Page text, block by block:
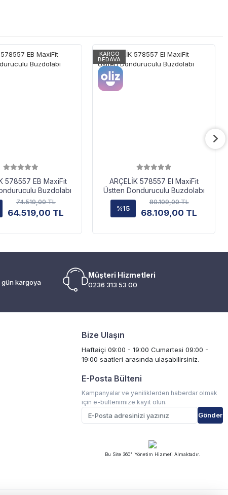
578557 EB MaxiFit
Buzdolabı
74.519,00 TL
64.519,00 TL
KARGO
BEDAVA
ARÇELİK 578557 EI MaxiFit
Üstten Donduruculu Buzdolabı
%15
80.109,00 TL
68.109,00 TL
kargoya
Müşteri Hizmetleri
0236 313 53 00
Bize Ulaşın
Haftaiçi 09:00 - 19:00 Cumartesi 09:00 -
19:00 saatleri arasında ulaşabilirsiniz.
E-Posta Bülteni
Kampanyalar ve yeniliklerden haberdar olmak
için e-bültenimize kayıt olun.
Gönder
Bu Site 360° Yönetim Hizmeti Almaktadır.